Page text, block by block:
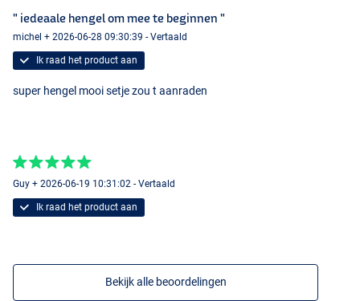
" iedeaale hengel om mee te beginnen "
michel + 2026-06-28 09:30:39 - Vertaald
Ik raad het product aan
super hengel mooi setje zou t aanraden
Guy + 2026-06-19 10:31:02 - Vertaald
Ik raad het product aan
Bekijk alle beoordelingen